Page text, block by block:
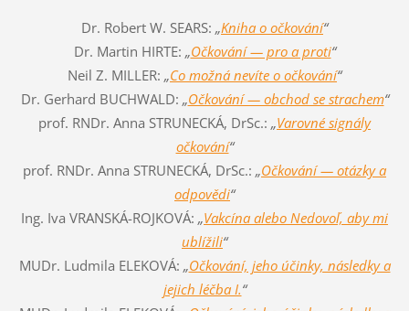
Dr. Robert W. SEARS: „Kniha o očkování“
Dr. Martin HIRTE: „Očkování — pro a proti“
Neil Z. MILLER: „Co možná nevíte o očkování“
Dr. Gerhard BUCHWALD: „Očkování — obchod se strachem“
prof. RNDr. Anna STRUNECKÁ, DrSc.: „Varovné signály
očkování“
prof. RNDr. Anna STRUNECKÁ, DrSc.: „Očkování — otázky a
odpovědi“
Ing. Iva VRANSKÁ-ROJKOVÁ: „Vakcína alebo Nedovoľ, aby mi
ublížili“
MUDr. Ludmila ELEKOVÁ: „Očkování, jeho účinky, následky a
jejich léčba I.“